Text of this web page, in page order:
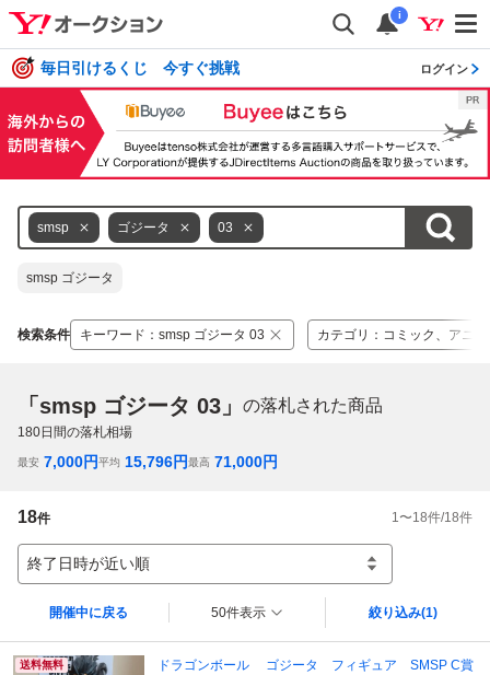
i
毎日引けるくじ 今すぐ挑戦 ログイン
smsp ゴジータ 03
smsp ゴジータ
検索条件 キーワード ： smsp ゴジータ 03 カテゴリ ： コミック、アニメ
「smsp ゴジータ 03」 の落札された商品
180日間の落札相場
最安 7,000円平均 15,796円最高 71,000円
18件 1 〜18件/18件
終了日時が近い順
開催中に戻る 50件表示 絞り込み(1)
送料無料
ドラゴンボール ゴジータ フィギュア SMSP C賞